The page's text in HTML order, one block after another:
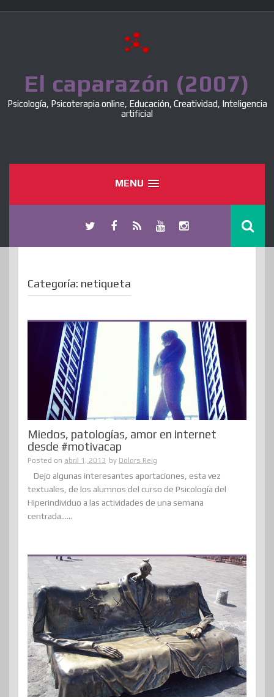
El caparazón (2007)
Psicología, Psicoterapia online, Educación, Creatividad, Inteligencia
artificial
MENU
Categoría: netiqueta
Miedos, patologías, amor en internet
desde #motivacap
Posted on abril 1, 2013 by Dolors Reig
Dejo algunas interesantes aportaciones, esta vez
textuales, de los alumnos del curso de Psicología del
Hiperindividuo a las actividades de una semana
centrada......